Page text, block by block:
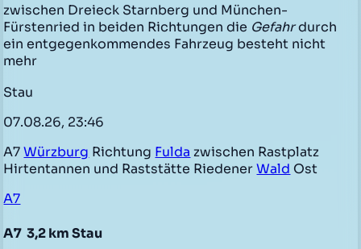
zwischen Dreieck Starnberg und München-
Fürstenried in beiden Richtungen die Gefahrdurch
ein entgegenkommendes Fahrzeug besteht nicht
mehr
Stau
07.08.26, 23:46
A7Würzburg Richtung Fulda zwischen Rastplatz
Hirtentannen und Raststätte RiedenerWald Ost
A7
A7 3,2 km Stau